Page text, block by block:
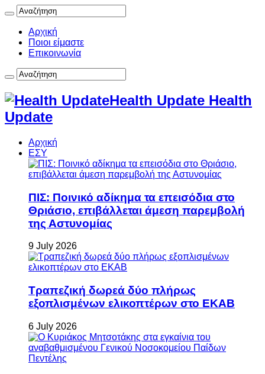
Αρχική
Ποιοι είμαστε
Επικοινωνία
Health Update Health
Update
Αρχική
ΕΣΥ
ΠΙΣ: Ποινικό αδίκημα τα επεισόδια στο
Θριάσιο, επιβάλλεται άμεση παρεμβολή
της Αστυνομίας
9 July 2026
Τραπεζική δωρεά δύο πλήρως
εξοπλισμένων ελικοπτέρων στο ΕΚΑΒ
6 July 2026